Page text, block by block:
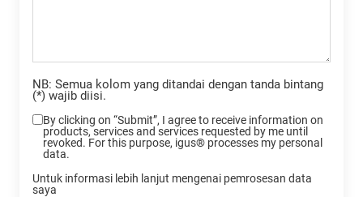
NB: Semua kolom yang ditandai dengan tanda bintang
(*) wajib diisi.
By clicking on “Submit”, I agree to receive information on
products, services and services requested by me until
revoked. For this purpose, igus® processes my personal
data.
Untuk informasi lebih lanjut mengenai pemrosesan data
saya